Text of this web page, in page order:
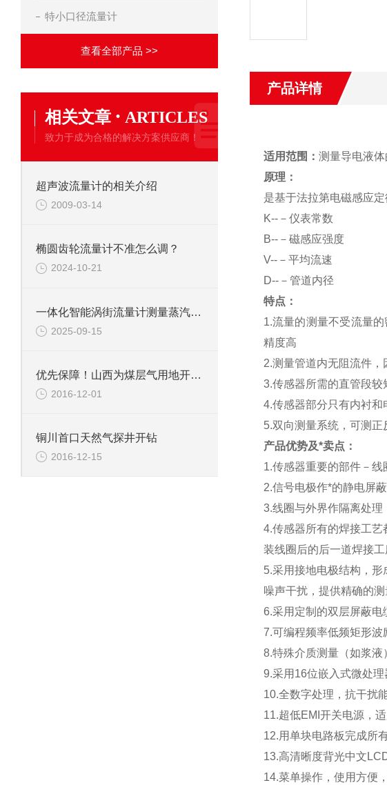
特小口径流量计
查看全部产品 >>
相关文章 · ARTICLES
致力于成为合格的解决方案供应商！
超声波流量计的相关介绍
2009-03-14
椭圆齿轮流量计不准怎么调？
2024-10-21
一体化智能涡街流量计测量蒸汽要进行温度压力补偿
2025-09-15
优先保障！山西为煤层气用地开“绿灯”
2016-12-01
铜川首口天然气探井开钻
2016-12-15
产品详情
适用范围： 测量导电液
原理：
是基于法拉第电磁感应
K--－仪表常数
B--－磁感应强度
V--－平均流速
D--－管道内径
特点：
1.流量的测量不受流量
精度高
2.测量管道内无阻流件
3.传感器所需的直管段较
4.传感器部分只有内衬
5.双向测量系统，可测正
产品优势及*卖点：
1.传感器重要的部件－
2.信号电极作*的静电屏
3.线圈与外界作隔离处
4.传感器所有的焊接工
装线圈后的后一道焊接
5.采用接地电极结构，
噪声干扰，提供精确的
6.采用定制的双层屏蔽电
7.可编程频率低频矩形
8.特殊介质测量（如浆
9.采用16位嵌入式微处
10.全数字处理，抗干扰
11.超低EMI开关电源，
12.用单块电路板完成所
13.高清晰度背光中文
14.菜单操作，使用方便